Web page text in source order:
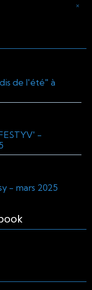
×
de l'été" à
-
- mars 2025